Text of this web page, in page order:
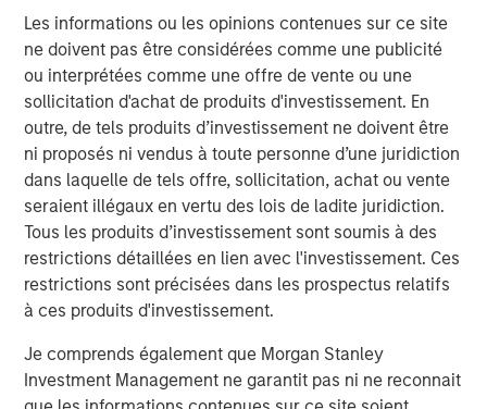
Les informations ou les opinions contenues sur ce site
ne doivent pas être considérées comme une publicité
ou interprétées comme une offre de vente ou une
sollicitation d'achat de produits d'investissement. En
outre, de tels produits d’investissement ne doivent être
ni proposés ni vendus à toute personne d’une juridiction
dans laquelle de tels offre, sollicitation, achat ou vente
seraient illégaux en vertu des lois de ladite juridiction.
Tous les produits d’investissement sont soumis à des
restrictions détaillées en lien avec l'investissement. Ces
restrictions sont précisées dans les prospectus relatifs
à ces produits d'investissement.
Je comprends également que Morgan Stanley
Investment Management ne garantit pas ni ne reconnait
Will Ulrich, Co-Founder and Co-Chief Executive Officer of
Presidio Petroleum, added, “Presidio was founded with a
differentiated strategy of pursuing attractive risk-
adjusted returns through operational excellence and
capital-efficient growth via acquisition, not drilling
activity. We are excited to have completed this
transaction consistent with that strategy and welcome
our new employees from Templar to the Presidio team. At
Presidio, we view ourselves as the leading custodians of
mature, long-lived oil and gas properties in the U.S., and
we are confident in our ability to serve as responsible
stewards while also achieving our financial and
operational objectives.”
Robert Lee, Managing Director of Morgan Stanley Energy
Partners (“MSEP”), said, “We are delighted to make this